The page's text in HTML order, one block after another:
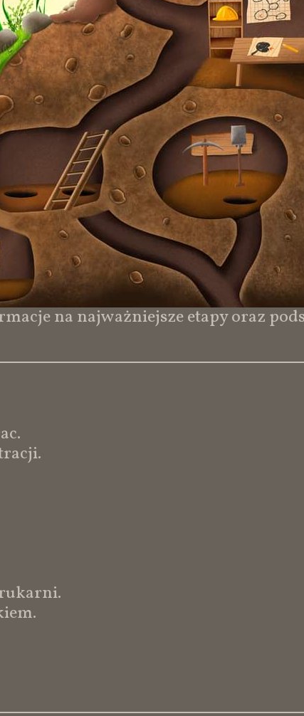
na najważniejsze etapy oraz